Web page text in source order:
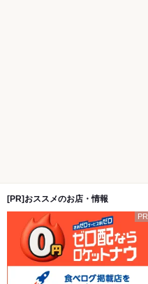
[PR]おススメのお店・情報
PR